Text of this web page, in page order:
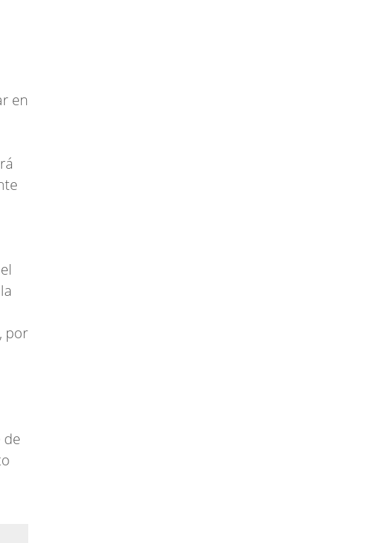
en
por
de